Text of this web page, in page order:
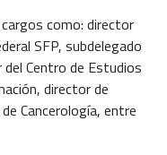
como: director
SFP, subdelegado
Centro de Estudios
director de
Cancerología, entre